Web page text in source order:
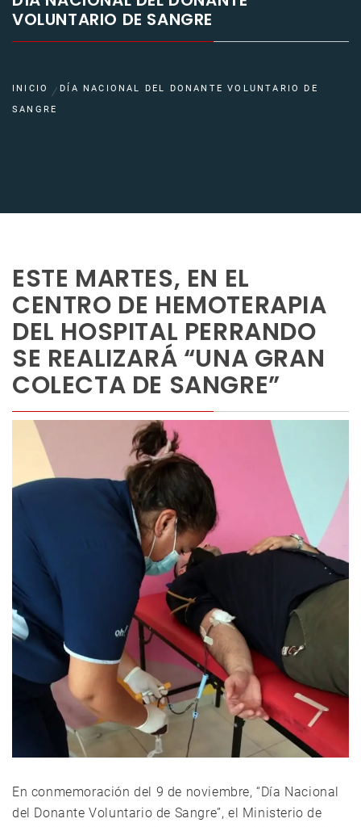
VOLUNTARIO DE SANGRE
INICIO
DÍA NACIONAL DEL DONANTE VOLUNTARIO DE
SANGRE
ESTE MARTES, EN EL
CENTRO DE HEMOTERAPIA
DEL HOSPITAL PERRANDO
SE REALIZARÁ “UNA GRAN
COLECTA DE SANGRE”
En conmemoración del 9 de noviembre, “Día Nacional
del Donante Voluntario de Sangre”, el Ministerio de